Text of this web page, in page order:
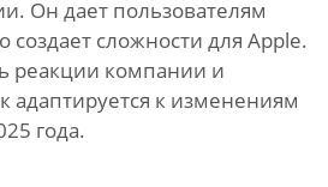
Он дает пользователям
сложности для Apple.
реакции компании и
адаптируется к изменениям
года.